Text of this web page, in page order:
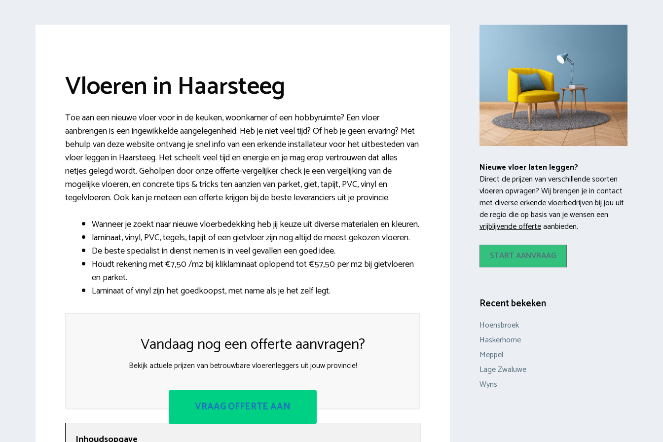
Vloeren in Haarsteeg
Toe aan een nieuwe vloer voor in de keuken, woonkamer of een hobbyruimte? Een vloer
aanbrengen is een ingewikkelde aangelegenheid. Heb je niet veel tijd? Of heb je geen ervaring? Met
behulp van deze website ontvang je snel info van een erkende installateur voor het uitbesteden van
vloer leggen in Haarsteeg. Het scheelt veel tijd en energie en je mag erop vertrouwen dat alles
netjes gelegd wordt. Geholpen door onze offerte-vergelijker check je een vergelijking van de
mogelijke vloeren, en concrete tips & tricks ten aanzien van parket, giet, tapijt, PVC, vinyl en
tegelvloeren. Ook kan je meteen een offerte krijgen bij de beste leveranciers uit je provincie.
Wanneer je zoekt naar nieuwe vloerbedekking heb jij keuze uit diverse materialen en kleuren.
laminaat, vinyl, PVC, tegels, tapijt of een gietvloer zijn nog altijd de meest gekozen vloeren.
De beste specialist in dienst nemen is in veel gevallen een goed idee.
Houdt rekening met €7,50 /m2 bij kliklaminaat oplopend tot €57,50 per m2 bij gietvloeren
en parket.
Laminaat of vinyl zijn het goedkoopst, met name als je het zelf legt.
Vandaag nog een offerte aanvragen?
Bekijk actuele prijzen van betrouwbare vloerenleggers uit jouw provincie!
VRAAG OFFERTE AAN
Nieuwe vloer laten leggen?
Direct de prijzen van verschillende soorten
vloeren opvragen? Wij brengen je in contact
met diverse erkende vloerbedrijven bij jou uit
de regio die op basis van je wensen een
vrijblijvende offerteaanbieden.
START AANVRAAG
Recent bekeken
Hoensbroek
Haskerhorne
Meppel
Lage Zwaluwe
Wyns